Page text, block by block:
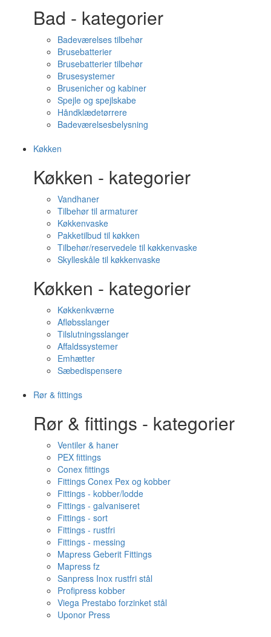
Bad - kategorier
Badeværelses tilbehør
Brusebatterier
Brusebatterier tilbehør
Brusesystemer
Brusenicher og kabiner
Spejle og spejlskabe
Håndklædetørrere
Badeværelsesbelysning
Køkken
Køkken - kategorier
Vandhaner
Tilbehør til armaturer
Køkkenvaske
Pakketilbud til køkken
Tilbehør/reservedele til køkkenvaske
Skylleskåle til køkkenvaske
Køkken - kategorier
Køkkenkværne
Afløbsslanger
Tilslutningsslanger
Affaldssystemer
Emhætter
Sæbedispensere
Rør & fittings
Rør & fittings - kategorier
Ventiler & haner
PEX fittings
Conex fittings
Fittings Conex Pex og kobber
Fittings - kobber/lodde
Fittings - galvaniseret
Fittings - sort
Fittings - rustfri
Fittings - messing
Mapress Geberit Fittings
Mapress fz
Sanpress Inox rustfri stål
Profipress kobber
Viega Prestabo forzinket stål
Uponor Press